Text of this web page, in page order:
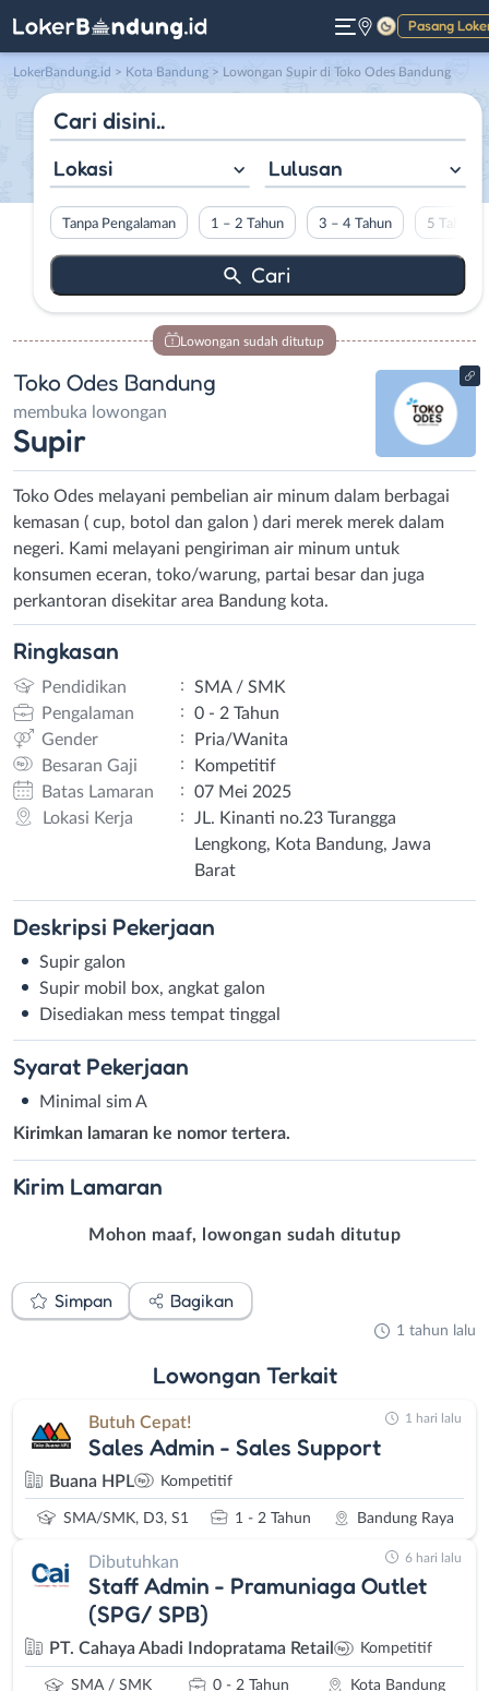
Pasang
Gelap
LokerBandung.id > Kota Bandung > Lowongan Supir di Toko Odes Bandung
Lokasi Lulusan
Tanpa Pengalaman 1 – 2 Tahun 3 – 4 Tahun 5 Tahun
Lowongan sudah ditutup
Toko Odes Bandung
membuka lowongan
Supir
Toko Odes melayani pembelian air minum dalam berbagai
kemasan ( cup, botol dan galon ) dari merek merek dalam
negeri. Kami melayani pengiriman air minum untuk
konsumen eceran, toko/warung, partai besar dan juga
perkantoran disekitar area Bandung kota.
Ringkasan
Pendidikan :
SMA / SMK
Pengalaman
:
0 - 2 Tahun
Gender
:
Pria/Wanita
Besaran Gaji
:
Kompetitif
Batas Lamaran
:
07 Mei 2025
Lokasi Kerja
:
JL. Kinanti no.23 Turangga
Lengkong, Kota Bandung, Jawa
Barat
Deskripsi Pekerjaan
Supir galon
Supir mobil box, angkat galon
Disediakan mess tempat tinggal
Syarat Pekerjaan
Minimal sim A
Kirimkan lamaran ke nomor tertera.
Kirim Lamaran
Mohon maaf, lowongan sudah ditutup
Simpan Bagikan
1 tahun lalu
Lowongan Terkait
Butuh Cepat!
Sales Admin - Sales Support
Buana HPL Kompetitif
SMA/SMK, D3, S1 1 - 2 Tahun Bandung Raya
1 hari lalu
Dibutuhkan
Staff Admin - Pramuniaga Outlet
(SPG/ SPB)
PT. Cahaya Abadi Indopratama Retail Kompetitif
SMA / SMK 0 - 2 Tahun Kota Bandung
6 hari lalu